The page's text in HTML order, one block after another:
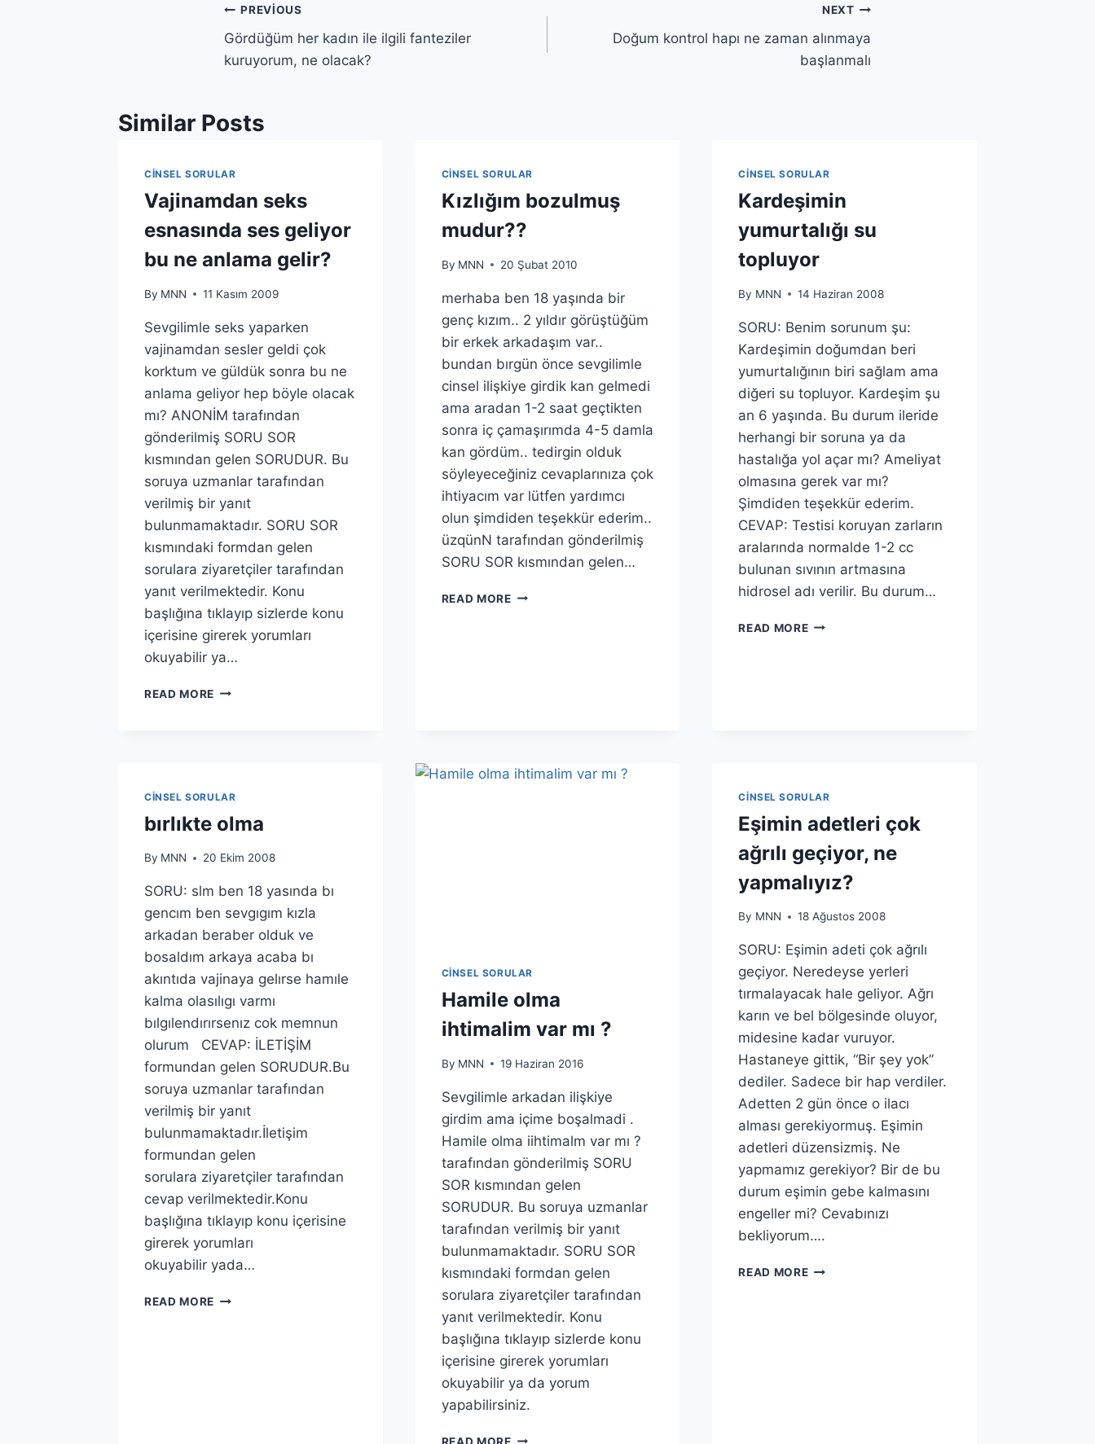
Yazı
gezinmesi
PREVIOUS
Gördüğüm her kadın ile ilgili fanteziler
kuruyorum, ne olacak?
NEXT
Doğum kontrol hapı ne zaman alınmaya
başlanmalı
Similar Posts
CINSEL SORULAR
Vajinamdan seks
esnasında ses geliyor
bu ne anlama gelir?
By MNN 11 Kasım 2009
Sevgilimle seks yaparken
vajinamdan sesler geldi çok
korktum ve güldük sonra bu ne
anlama geliyor hep böyle olacak
mı? ANONİM tarafından
gönderilmiş SORU SOR
kısmından gelen SORUDUR. Bu
soruya uzmanlar tarafından
verilmiş bir yanıt
bulunmamaktadır. SORU SOR
kısmındaki formdan gelen
sorulara ziyaretçiler tarafından
yanıt verilmektedir. Konu
başlığına tıklayıp sizlerde konu
içerisine girerek yorumları
okuyabilir ya…
READ MORE VAJINAMDAN
NE
GELIR?
CINSEL SORULAR
Kızlığım bozulmuş
mudur??
By MNN 20 Şubat 2010
merhaba ben 18 yaşında bir
genç kızım.. 2 yıldır görüştüğüm
bir erkek arkadaşım var..
bundan bırgün önce sevgilimle
cinsel ilişkiye girdik kan gelmedi
ama aradan 1-2 saat geçtikten
sonra iç çamaşırımda 4-5 damla
kan gördüm.. tedirgin olduk
söyleyeceğiniz cevaplarınıza çok
ihtiyacım var lütfen yardımcı
olun şimdiden teşekkür ederim..
üzqünN tarafından gönderilmiş
SORU SOR kısmından gelen…
READ MOREKIZLIĞIM
CINSEL SORULAR
Kardeşimin
yumurtalığı su
topluyor
By MNN 14 Haziran 2008
SORU: Benim sorunum şu:
Kardeşimin doğumdan beri
yumurtalığının biri sağlam ama
diğeri su topluyor. Kardeşim şu
an 6 yaşında. Bu durum ileride
herhangi bir soruna ya da
hastalığa yol açar mı? Ameliyat
olmasına gerek var mı?
Şimdiden teşekkür ederim.
CEVAP: Testisi koruyan zarların
aralarında normalde 1-2 cc
bulunan sıvının artmasına
hidrosel adı verilir. Bu durum…
READ MOREKARDEŞIMIN
CINSEL SORULAR
bırlıkte olma
By MNN 20 Ekim 2008
SORU: slm ben 18 yasında bı
gencım ben sevgıgım kızla
arkadan beraber olduk ve
bosaldım arkaya acaba bı
akıntıda vajinaya gelırse hamıle
kalma olasılıgı varmı
bılgılendırırsenız cok memnun
olurum CEVAP: İLETİŞİM
formundan gelen SORUDUR.Bu
soruya uzmanlar tarafından
verilmiş bir yanıt
bulunmamaktadır.İletişim
formundan gelen
sorulara ziyaretçiler tarafından
cevap verilmektedir.Konu
başlığına tıklayıp konu içerisine
girerek yorumları
okuyabilir yada…
READ MORE BIRLIKTE
CINSEL SORULAR
Hamile olma
ihtimalim var mı ?
By MNN 19 Haziran 2016
Sevgilimle arkadan ilişkiye
girdim ama içime boşalmadi .
Hamile olma iihtimalm var mı ?
tarafından gönderilmiş SORU
SOR kısmından gelen
SORUDUR. Bu soruya uzmanlar
tarafından verilmiş bir yanıt
bulunmamaktadır. SORU SOR
kısmındaki formdan gelen
sorulara ziyaretçiler tarafından
yanıt verilmektedir. Konu
başlığına tıklayıp sizlerde konu
içerisine girerek yorumları
okuyabilir ya da yorum
yapabilirsiniz.
READ MOREHAMILE
CINSEL SORULAR
Eşimin adetleri çok
ağrılı geçiyor, ne
yapmalıyız?
By MNN 18 Ağustos 2008
SORU: Eşimin adeti çok ağrılı
geçiyor. Neredeyse yerleri
tırmalayacak hale geliyor. Ağrı
karın ve bel bölgesinde oluyor,
midesine kadar vuruyor.
Hastaneye gittik, “Bir şey yok”
dediler. Sadece bir hap verdiler.
Adetten 2 gün önce o ilacı
alması gerekiyormuş. Eşimin
adetleri düzensizmiş. Ne
yapmamız gerekiyor? Bir de bu
durum eşimin gebe kalmasını
engeller mi? Cevabınızı
bekliyorum….
READ MOREEŞIMIN